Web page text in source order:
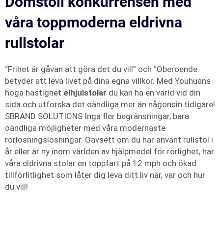
våra toppmoderna eldrivna
rullstolar
“Frihet är gåvan att göra det du vill” och “Oberoende
betyder att leva livet på dina egna villkor. Med Youhuans
höga hastighet elhjulstolar du kan ha en värld vid din
sida och utforska det oändliga mer än någonsin tidigare!
SBRAND SOLUTIONS Inga fler begränsningar, bara
oändliga möjligheter med våra modernaste
rörlösningslösningar. Oavsett om du har använt rullstol i
år eller är ny inom världen av hjälpmedel för rörlighet, har
våra eldrivna stolar en toppfart på 12 mph och ökad
tillförlitlighet som låter dig leva ditt liv när, var och hur
du vill!